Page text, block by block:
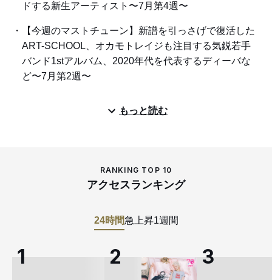
ドする新生アーティスト〜7月第4週〜
【今週のマストチューン】新譜を引っさげで復活した
ART-SCHOOL、オカモトレイジも注目する気鋭若手
バンド1stアルバム、2020年代を代表するディーバな
ど〜7月第2週〜
もっと読む
RANKING TOP 10
アクセスランキング
24時間急上昇1週間